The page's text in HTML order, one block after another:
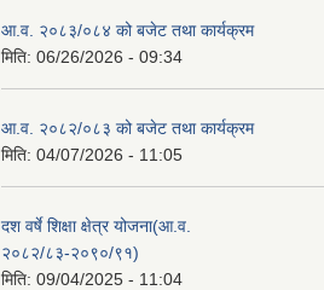
आ.व. २०८३/०८४ को बजेट तथा कार्यक्रम
मिति: 06/26/2026 - 09:34
आ.व. २०८२/०८३ को बजेट तथा कार्यक्रम
मिति: 04/07/2026 - 11:05
दश वर्षे शिक्षा क्षेत्र योजना(आ.व.
२०८२/८३-२०९०/९१)
मिति: 09/04/2025 - 11:04